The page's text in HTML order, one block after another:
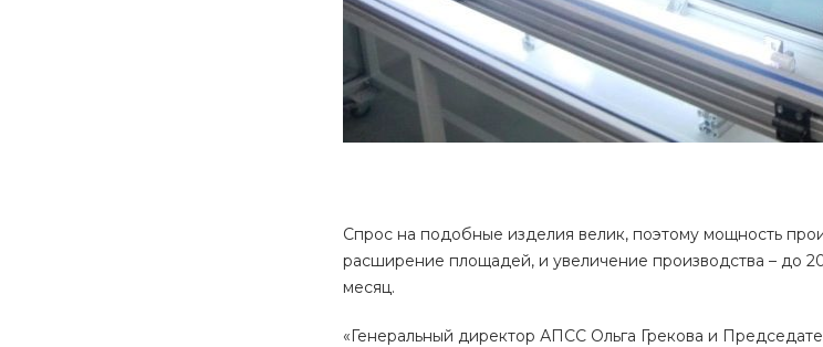
Спрос на подобные изделия велик, поэтому мощность
расширение площадей, и увеличение производства – до
месяц.
«Генеральный директор АПСС Ольга Грекова и